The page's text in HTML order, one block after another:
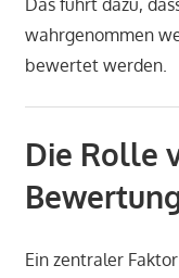
Das führt dazu,
wahrgenommen
bewertet werden.
Die Rolle
Ein zentraler